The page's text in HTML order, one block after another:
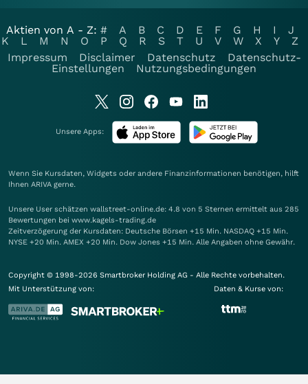
Aktien von A - Z: # A B C D E F G H I
J
K
L M N O P Q R S T U V W X Y
Z
Impressum
Disclaimer Datenschutz
Datenschutz-
Einstellungen
Nutzungsbedingungen
Unsere Apps:
Wenn Sie Kursdaten, Widgets oder andere Finanzinformationen benötigen, hilft
Ihnen ARIVA gerne.
Unsere User schätzen wallstreet-online.de: 4.8 von 5 Sternen ermittelt aus 285
Bewertungen bei www.kagels-trading.de
Zeitverzögerung der Kursdaten: Deutsche Börsen +15 Min. NASDAQ +15 Min.
NYSE +20 Min. AMEX +20 Min. Dow Jones +15 Min. Alle Angaben ohne Gewähr.
Copyright © 1998-2026 Smartbroker Holding AG - Alle Rechte vorbehalten.
Mit Unterstützung von:
Daten & Kurse von: